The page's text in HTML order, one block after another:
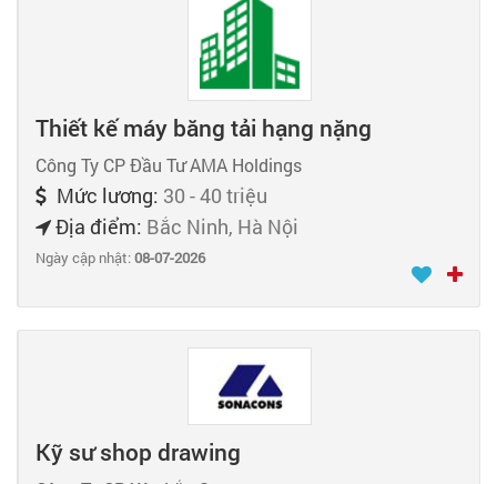
Thiết kế máy băng tải hạng nặng
Công Ty CP Đầu Tư AMA Holdings
Mức lương: 30 - 40 triệu
Địa điểm: Bắc Ninh, Hà Nội
Ngày cập nhật:08-07-2026
Kỹ sư shop drawing